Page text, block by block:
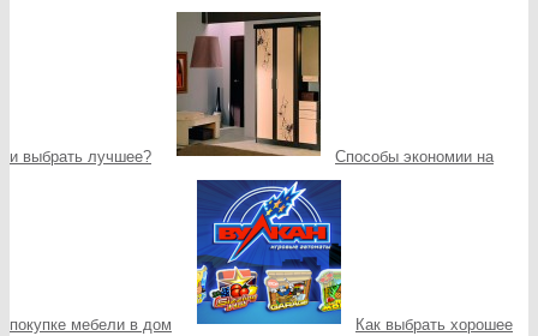
и выбрать лучшее? Способы экономии на
покупке мебели в дом Как выбрать хорошее